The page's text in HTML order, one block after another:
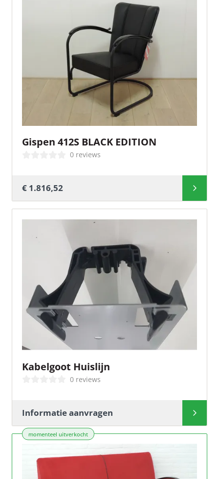
Gispen 412S BLACK EDITION
0 reviews
€ 1.816,52
Kabelgoot Huislijn
0 reviews
Informatie aanvragen
momenteel uitverkocht